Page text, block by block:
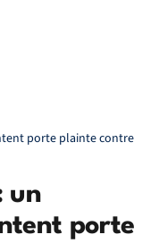
porte plainte contre
un
porte